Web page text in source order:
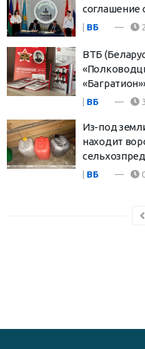
соглашение
ВБ
ВТБ
| ВБ
Из-под
находит
| ВБ